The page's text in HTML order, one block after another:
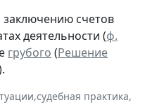
заключению счетов
деятельности (ф.
грубого (Решение
,судебная практика,